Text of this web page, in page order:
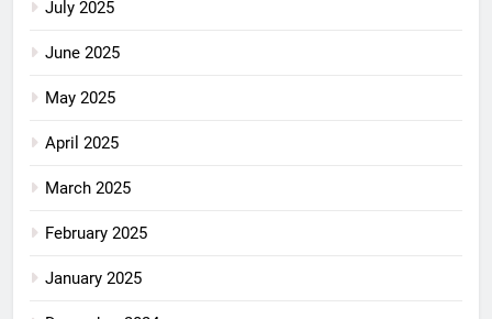
July 2025
June 2025
May 2025
April 2025
March 2025
February 2025
January 2025